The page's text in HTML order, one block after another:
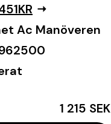
Ac Manöveren
1 215 SEK